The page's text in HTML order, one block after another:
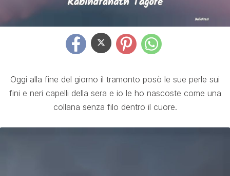
Oggi alla fine del giorno il tramonto posò le sue perle sui
fini e neri capelli della sera e io le ho nascoste come una
collana senza filo dentro il cuore.